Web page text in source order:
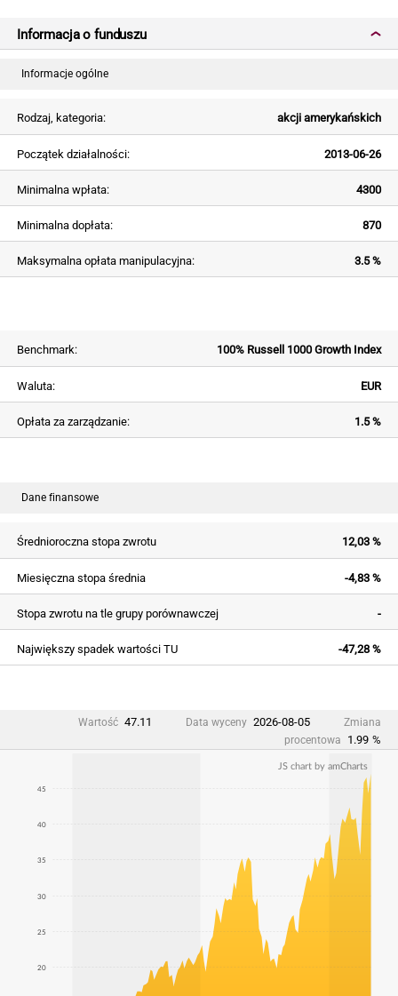
Informacja o funduszu
Informacje ogólne
Rodzaj, kategoria: akcji amerykańskich
Początek działalności: 2013-06-26
Minimalna wpłata: 4300
Minimalna dopłata: 870
Maksymalna opłata manipulacyjna: 3.5 %
Benchmark: 100% Russell 1000 Growth Index
Waluta: EUR
Opłata za zarządzanie: 1.5 %
Dane finansowe
Średnioroczna stopa zwrotu 12,03 %
Miesięczna stopa średnia -4,83 %
Stopa zwrotu na tle grupy porównawczej -
Największy spadek wartości TU -47,28 %
Wartość 47.11 Data wyceny 2026-08-05
Zmiana
procentowa
1.99 %
20
25
30
35
40
45
JS chart by amCharts